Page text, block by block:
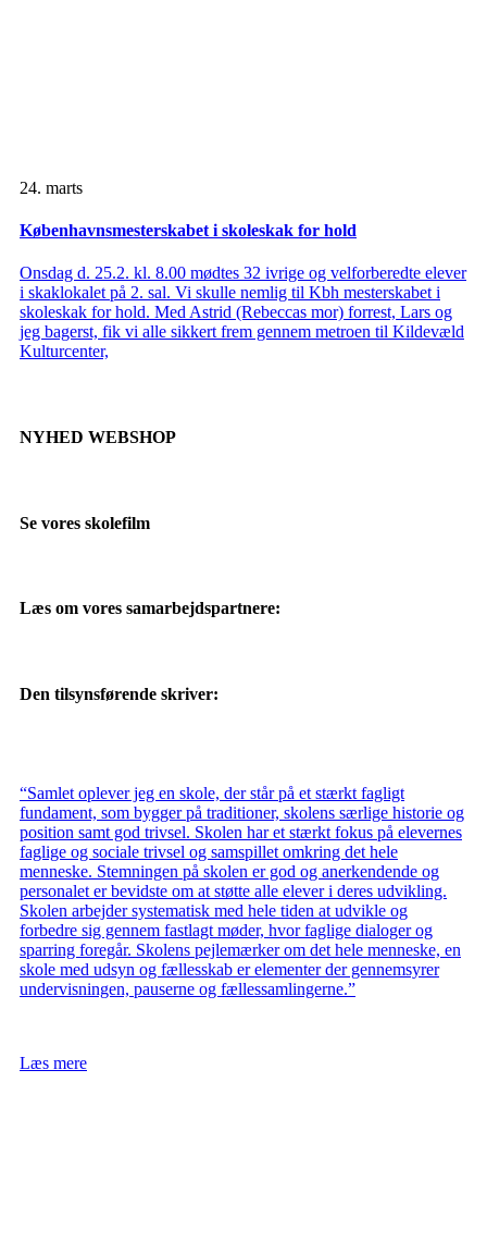
24. marts
Københavnsmesterskabet i skoleskak for hold
Onsdag d. 25.2. kl. 8.00 mødtes 32 ivrige og velforberedte elever
i skaklokalet på 2. sal. Vi skulle nemlig til Kbh mesterskabet i
skoleskak for hold. Med Astrid (Rebeccas mor) forrest, Lars og
jeg bagerst, fik vi alle sikkert frem gennem metroen til Kildevæld
Kulturcenter,
NYHED WEBSHOP
Se vores skolefilm
Læs om vores samarbejdspartnere:
Den tilsynsførende skriver:
“Samlet oplever jeg en skole, der står på et stærkt fagligt
fundament, som bygger på traditioner, skolens særlige historie og
position samt god trivsel. Skolen har et stærkt fokus på elevernes
faglige og sociale trivsel og samspillet omkring det hele
menneske. Stemningen på skolen er god og anerkendende og
personalet er bevidste om at støtte alle elever i deres udvikling.
Skolen arbejder systematisk med hele tiden at udvikle og
forbedre sig gennem fastlagt møder, hvor faglige dialoger og
sparring foregår. Skolens pejlemærker om det hele menneske, en
skole med udsyn og fællesskab er elementer der gennemsyrer
undervisningen, pauserne og fællessamlingerne.”
Læs mere